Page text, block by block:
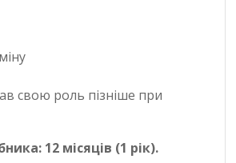
свою роль пізніше при
12 місяців (1 рік).